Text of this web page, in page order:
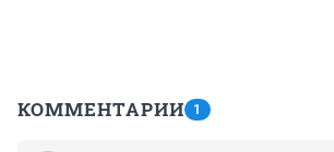
КОММЕНТАРИИ 1